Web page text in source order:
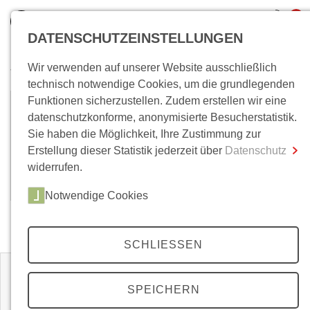
inkl. MwSt.
0,00 €
Zum Warenkorb Zur Kasse
Wo bin ich?
Gregor Harbusch
Gregor Harbusch, Dr., Historiker, ist
Architekturhistoriker und -journalist in Berlin.
(Stand: Februar 2020)
Zeitschriften
DATENSCHUTZEINSTELLUNGEN
Wir verwenden auf unserer Website ausschließlich
technisch notwendige Cookies, um die grundlegenden
Funktionen sicherzustellen. Zudem erstellen wir eine
datenschutzkonforme, anonymisierte Besucherstatistik.
Sie haben die Möglichkeit, Ihre Zustimmung zur
Erstellung dieser Statistik jederzeit über Datenschutz
widerrufen.
Notwendige Cookies
SCHLIESSEN
SPEICHERN